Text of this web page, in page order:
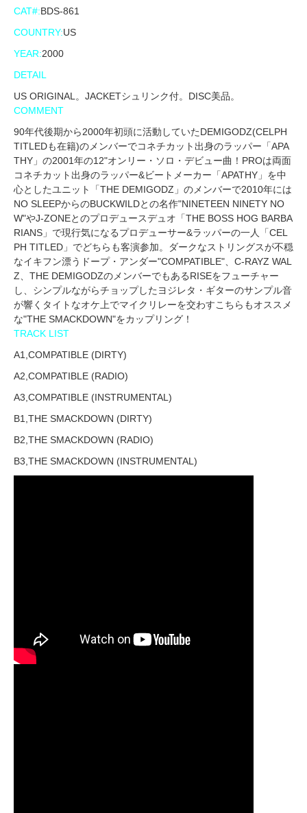
CAT#:BDS-861
COUNTRY:US
YEAR:2000
DETAIL
US ORIGINAL。JACKETシュリンク付。DISC美品。
COMMENT
90年代後期から2000年初頭に活動していたDEMIGODZ(CELPH
TITLEDも在籍)のメンバーでコネチカット出身のラッパー「APA
THY」の2001年の12"オンリー・ソロ・デビュー曲！PROは両面
コネチカット出身のラッパー&ビートメーカー「APATHY」を中
心としたユニット「THE DEMIGODZ」のメンバーで2010年には
NO SLEEPからのBUCKWILDとの名作"NINETEEN NINETY NO
W"やJ-ZONEとのプロデュースデュオ「THE BOSS HOG BARBA
RIANS」で現行気になるプロデューサー&ラッパーの一人「CEL
PH TITLED」でどちらも客演参加。ダークなストリングスが不穏
なイキフン漂うドープ・アンダー"COMPATIBLE"、C-RAYZ WAL
Z、THE DEMIGODZのメンバーでもあるRISEをフューチャー
し、シンプルながらチョップしたヨジレタ・ギターのサンプル音
が響くタイトなオケ上でマイクリレーを交わすこちらもオススメ
な"THE SMACKDOWN"をカップリング！
TRACK LIST
A1,COMPATIBLE (DIRTY)
A2,COMPATIBLE (RADIO)
A3,COMPATIBLE (INSTRUMENTAL)
B1,THE SMACKDOWN (DIRTY)
B2,THE SMACKDOWN (RADIO)
B3,THE SMACKDOWN (INSTRUMENTAL)